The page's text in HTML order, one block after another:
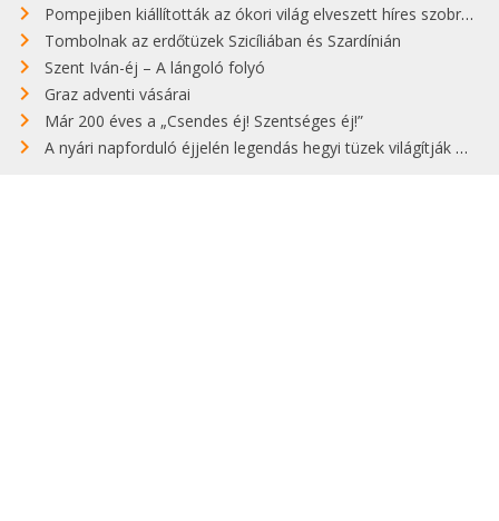
Pompejiben kiállították az ókori világ elveszett híres szobrának másolatát
Tombolnak az erdőtüzek Szicíliában és Szardínián
Szent Iván-éj – A lángoló folyó
Graz adventi vásárai
Már 200 éves a „Csendes éj! Szentséges éj!”
A nyári napforduló éjjelén legendás hegyi tüzek világítják meg Zugspitzét